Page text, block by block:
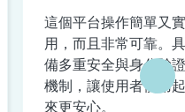
這個平台操作簡單又實
用，而且非常可靠。具
備多重安全與身分驗證
機制，讓使用者使用起
來更安心。